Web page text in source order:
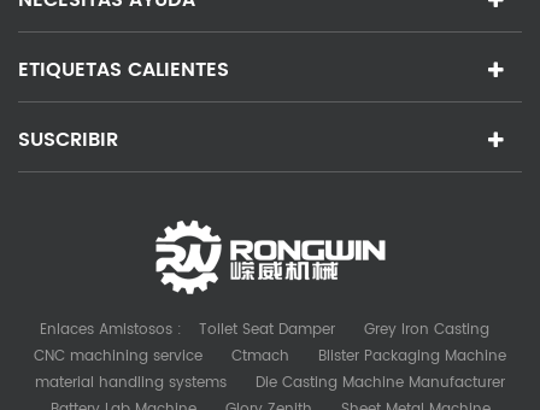
ETIQUETAS CALIENTES
SUSCRIBIR
Enlaces Amistosos : Toilet Seat Damper
Grey Iron Casting
CNC machining service
Ctmach
Blister Packaging Machine
material handling systems
Die Casting Machine Manufacturer